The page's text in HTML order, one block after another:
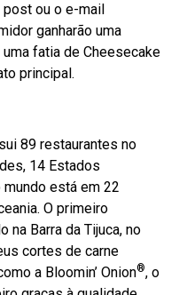
ou o e-mail
ganharão uma
fatia de Cheesecake
principal.
89 restaurantes no
14 Estados
está em 22
O primeiro
na Barra da Tijuca, no
cortes de carne
a Bloomin’ Onion®, o